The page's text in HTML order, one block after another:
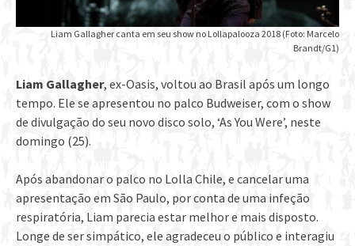
Liam Gallagher canta em seu show no Lollapalooza 2018 (Foto: Marcelo
Brandt/G1)
Liam Gallagher, ex-Oasis, voltou ao Brasil após um longo
tempo. Ele se apresentou no palco Budweiser, com o show
de divulgação do seu novo disco solo, ‘As You Were’, neste
domingo (25).
Após abandonar o palco no Lolla Chile, e cancelar uma
apresentação em São Paulo, por conta de uma infeção
respiratória, Liam parecia estar melhor e mais disposto.
Longe de ser simpático, ele agradeceu o público e interagiu